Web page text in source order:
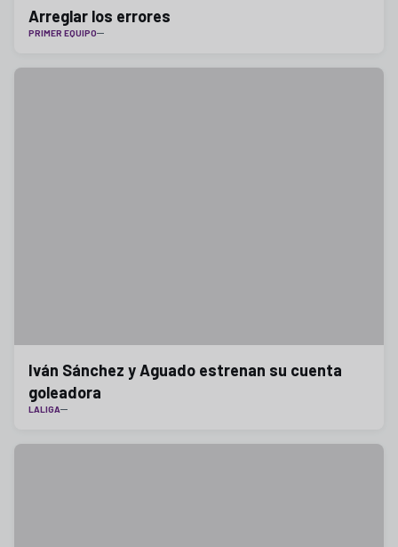
Arreglar los errores
PRIMER EQUIPO
Iván Sánchez y Aguado estrenan su cuenta
goleadora
LALIGA